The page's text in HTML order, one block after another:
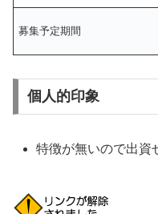
募集予定期間
個人的印象
特徴が無いので出資